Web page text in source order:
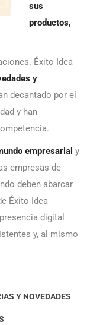
sus
productos,
Éxito Idea
y
decantado por el
y han
empresarial y
empresas de
deben abarcar
Éxito Idea
digital
y, al mismo
Y NOVEDADES